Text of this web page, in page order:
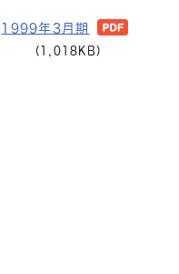
1999年3月期
(1,018KB)